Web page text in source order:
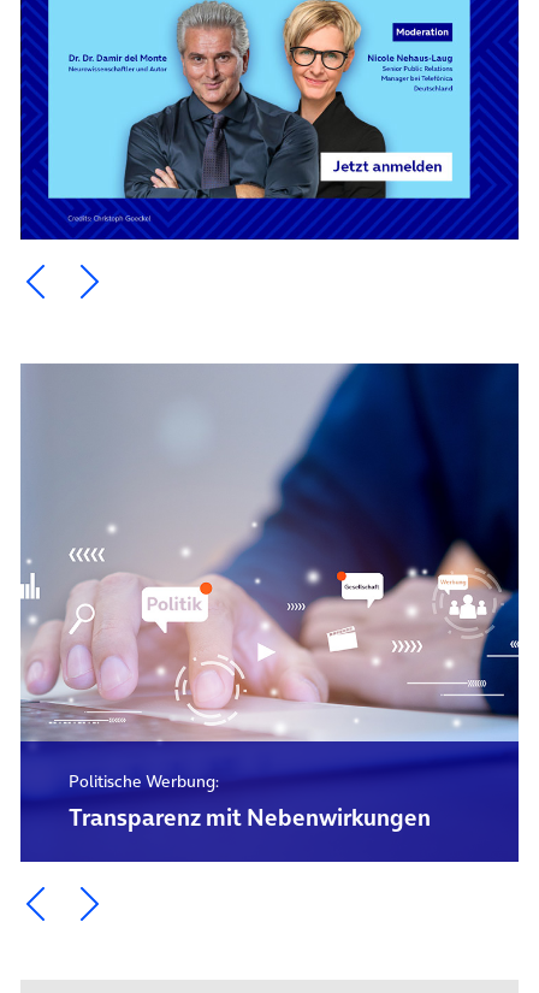
Ein Element zurück blättern
Ein Element weiter blättern
Politische Werbung:
Transparenz mit Nebenwirkungen
Ein Element zurück blättern
Ein Element weiter blättern